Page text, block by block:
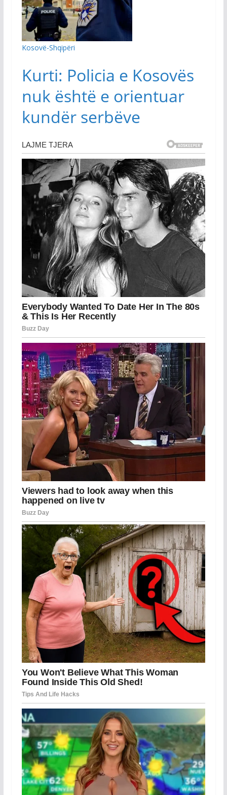
Kosovë-Shqipëri
Kurti: Policia e Kosovës
nuk është e orientuar
kundër serbëve